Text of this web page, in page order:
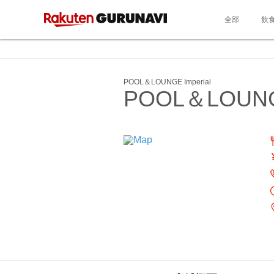
全部 飲
POOL＆LOUNGE Imperial
POOL＆